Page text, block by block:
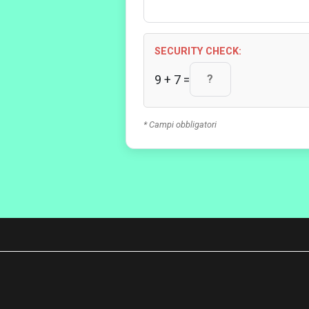
SECURITY CHECK:
9 + 7 =
* Campi obbligatori